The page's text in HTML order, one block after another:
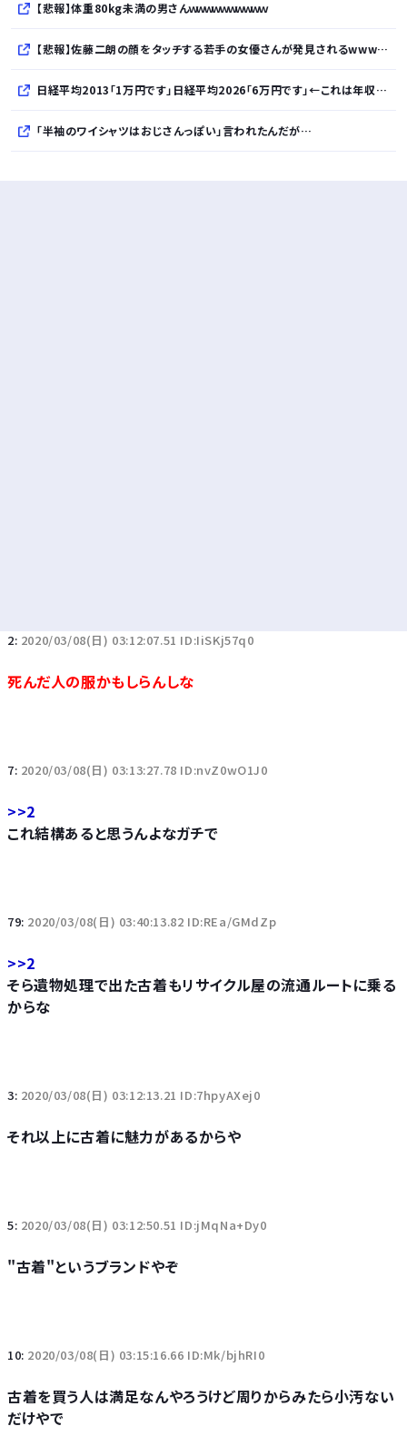
【悲報】体重80kg未満の男さんｗｗｗｗｗｗｗｗｗｗ
【悲報】佐藤二朗の顔をタッチする若手の女優さんが発見されるwwwwwwwwwwwwww
日経平均2013「1万円です」日経平均2026「6万円です」←これは年収爆上がりしたんやろなぁ…
「半袖のワイシャツはおじさんっぽい」言われたんだが…
2: 2020/03/08(日) 03:12:07.51 ID:IiSKj57q0
死んだ人の服かもしらんしな
7: 2020/03/08(日) 03:13:27.78 ID:nvZ0wO1J0
>>2
これ結構あると思うんよなガチで
79: 2020/03/08(日) 03:40:13.82 ID:REa/GMdZp
>>2
そら遺物処理で出た古着もリサイクル屋の流通ルートに乗る
からな
3: 2020/03/08(日) 03:12:13.21 ID:7hpyAXej0
それ以上に古着に魅力があるからや
5: 2020/03/08(日) 03:12:50.51 ID:jMqNa+Dy0
"古着"というブランドやぞ
10: 2020/03/08(日) 03:15:16.66 ID:Mk/bjhRI0
古着を買う人は満足なんやろうけど周りからみたら小汚ない
だけやで